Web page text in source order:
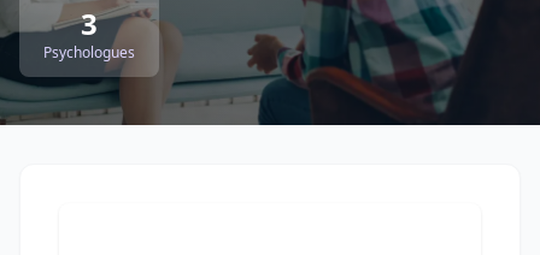
3
Psychologues